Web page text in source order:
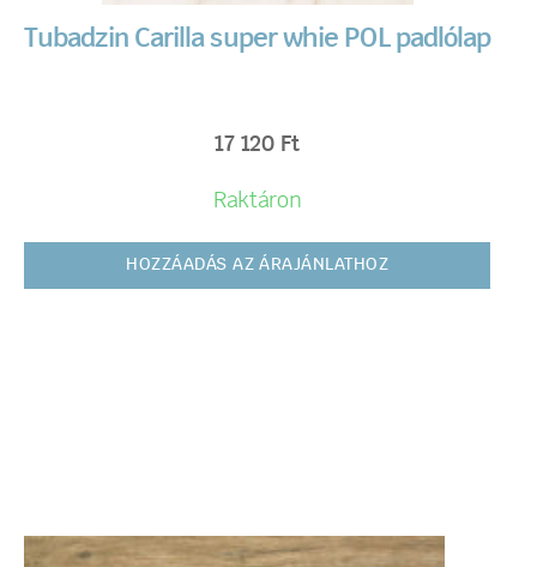
Tubadzin Carilla super whie POL padlólap
17 120 Ft
Raktáron
HOZZÁADÁS AZ ÁRAJÁNLATHOZ